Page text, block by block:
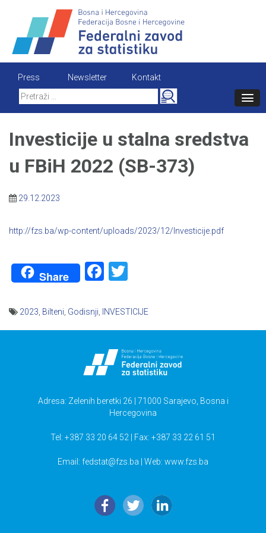
content
Press Newsletter
Kontakt
Search
for:
Investicije u stalna sredstva
u FBiH 2022 (SB-373)
29.12.2023
http://fzs.ba/wp-content/uploads/2023/12/Investicije.pdf
Share Facebook
2023 Bilteni Godisnji INVESTICIJE
Adresa: Zelenih beretki 26 | 71000 Sarajevo, Bosna i
Hercegovina
Tel: +387 33 20 64 52 | Fax: +387 33 22 61 51
Email: fedstat@fzs.ba | Web: www.fzs.ba